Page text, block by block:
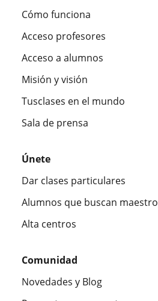
Cómo funciona
Acceso profesores
Acceso a alumnos
Misión y visión
Tusclases en el mundo
Sala de prensa
Únete
Dar clases particulares
Alumnos que buscan maestro
Alta centros
Comunidad
Novedades y Blog